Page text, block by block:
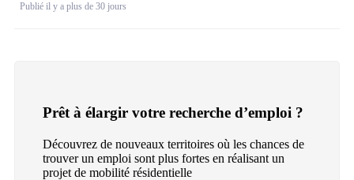
Publié il y a plus de 30 jours
Prêt à élargir votre recherche d’emploi ?
Découvrez de nouveaux territoires où les chances de
trouver un emploi sont plus fortes en réalisant un
projet de mobilité résidentielle